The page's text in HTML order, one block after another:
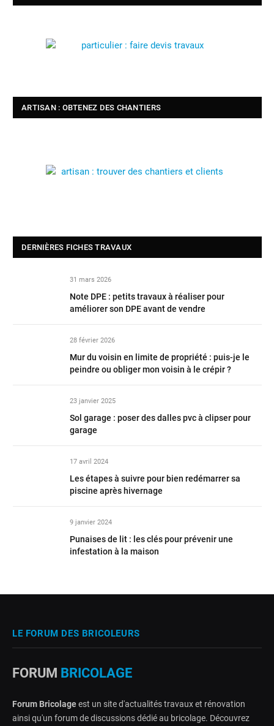
ARTISAN : OBTENEZ DES CHANTIERS
DERNIÈRES FICHES TRAVAUX
31 mars 2026
Note DPE : petits travaux à réaliser pour
améliorer son DPE avant de vendre
28 février 2026
Mur du voisin en limite de propriété : puis-je le
peindre ou obliger mon voisin à le crépir ?
23 janvier 2025
Sol garage : poser des dalles pvc à clipser pour
garage
17 avril 2024
Les étapes à suivre pour bien redémarrer sa
piscine après hivernage
9 janvier 2024
Punaises de lit : les clés pour prévenir une
infestation à la maison
LE FORUM DES BRICOLEURS
FORUM BRICOLAGE
Forum Bricolageest un site d'actualités travaux et rénovation
ainsi qu'un forum de discussions dédié au bricolage. Découvrez